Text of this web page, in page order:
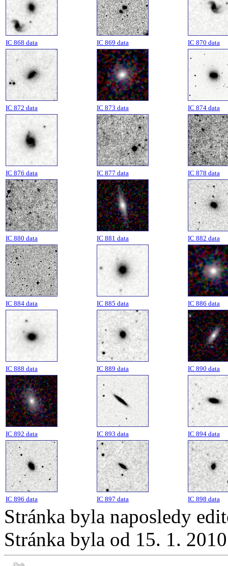
IC 868 data IC 869 data IC 870 data
IC 872 data IC 873 data IC 874 data
IC 876 data IC 877 data IC 878 data
IC 880 data IC 881 data IC 882 data
IC 884 data IC 885 data IC 886 data
IC 888 data IC 889 data IC 890 data
IC 892 data IC 893 data IC 894 data
IC 896 data IC 897 data IC 898 data
Stránka byla naposledy
Stránka byla od 15. 1.